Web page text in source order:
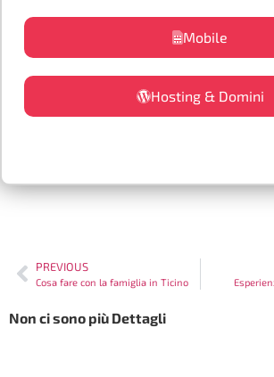
Mobile
Hosting & Domini
PREVIOUS
Cosa fare con la famiglia in Ticino
Non ci sono più Dettagli